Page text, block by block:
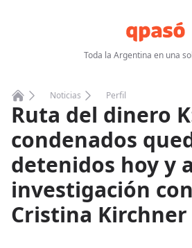
Toda la Argentina en una
Home
Noticias Perfil
Ruta del dinero
condenados
detenidos hoy y
investigación
Cristina Kirchner